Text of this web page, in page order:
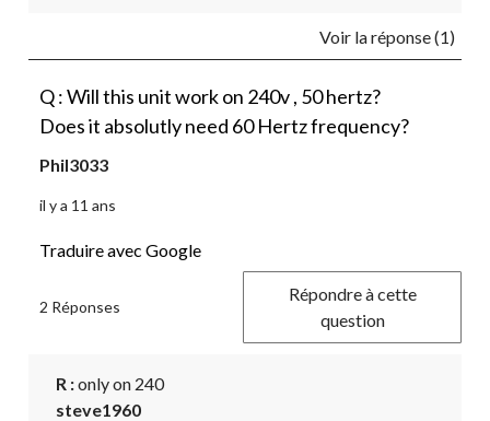
Voir la réponse (1)
Q : Will this unit work on 240v , 50 hertz?
Does it absolutly need 60 Hertz frequency?
Phil3033
il y a 11 ans
Traduire avec Google
2 Réponses
Répondre à cette
question
R : only on 240
steve1960